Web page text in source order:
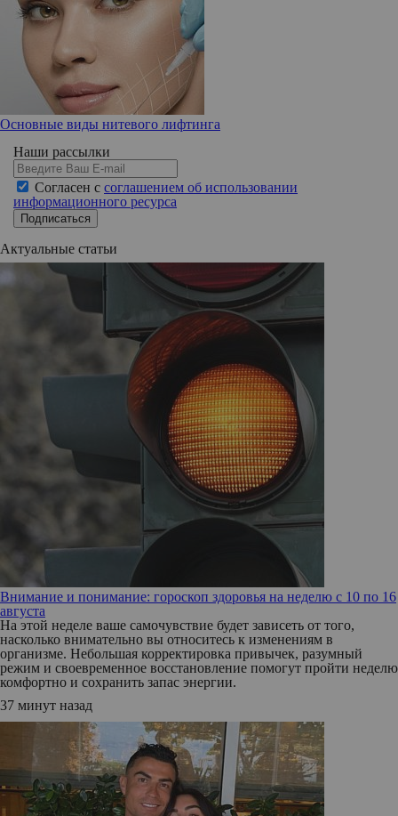
Основные виды нитевого лифтинга
Наши рассылки
Согласен с соглашением об использовании
информационного ресурса
Подписаться
Актуальные статьи
Внимание и понимание: гороскоп здоровья на неделю с 10 по 16
августа
На этой неделе ваше самочувствие будет зависеть от того,
насколько внимательно вы относитесь к изменениям в
организме. Небольшая корректировка привычек, разумный
режим и своевременное восстановление помогут пройти неделю
комфортно и сохранить запас энергии.
37 минут назад